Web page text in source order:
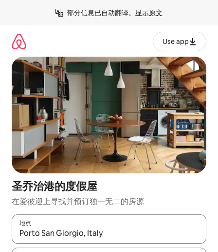
部分信息已自动翻译。 显示原文
Use app
圣乔治港的度假屋
在爱彼迎上寻找并预订独一无二的房源
地点
如有搜索结果，请使用上下方向键查看，或通过点击或滑动手势